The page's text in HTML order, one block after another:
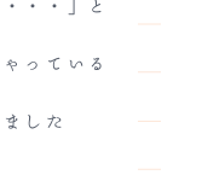
・・」と
っている
した